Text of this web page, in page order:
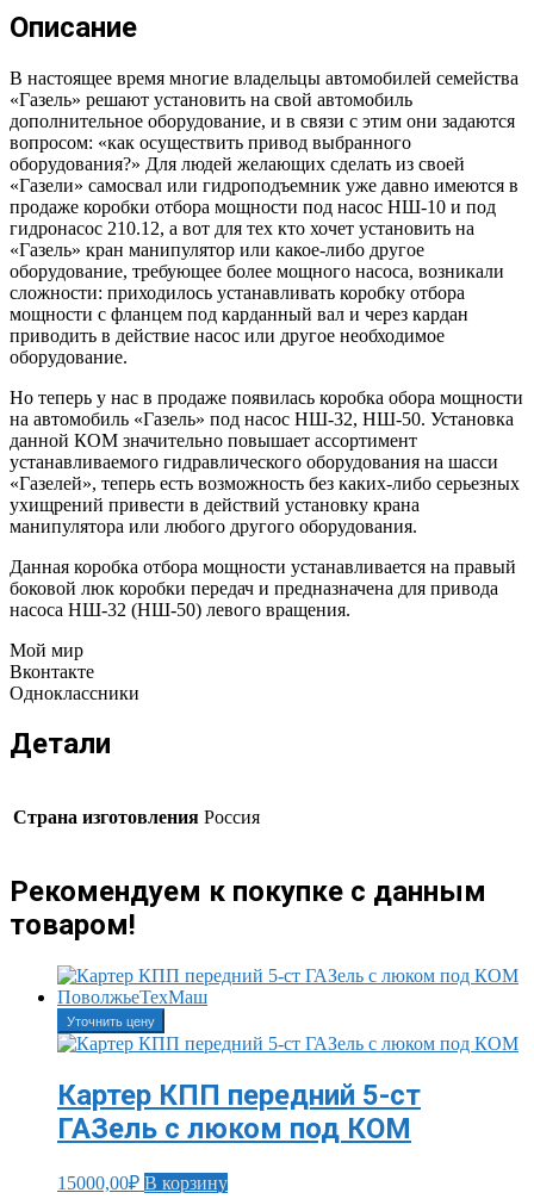
Описание
В настоящее время многие владельцы автомобилей семейства
«Газель» решают установить на свой автомобиль
дополнительное оборудование, и в связи с этим они задаются
вопросом: «как осуществить привод выбранного
оборудования?» Для людей желающих сделать из своей
«Газели» самосвал или гидроподъемник уже давно имеются в
продаже коробки отбора мощности под насос НШ-10 и под
гидронасос 210.12, а вот для тех кто хочет установить на
«Газель» кран манипулятор или какое-либо другое
оборудование, требующее более мощного насоса, возникали
сложности: приходилось устанавливать коробку отбора
мощности с фланцем под карданный вал и через кардан
приводить в действие насос или другое необходимое
оборудование.
Но теперь у нас в продаже появилась коробка обора мощности
на автомобиль «Газель» под насос НШ-32, НШ-50. Установка
данной КОМ значительно повышает ассортимент
устанавливаемого гидравлического оборудования на шасси
«Газелей», теперь есть возможность без каких-либо серьезных
ухищрений привести в действий установку крана
манипулятора или любого другого оборудования.
Данная коробка отбора мощности устанавливается на правый
боковой люк коробки передач и предназначена для привода
насоса НШ-32 (НШ-50) левого вращения.
Мой мир
Вконтакте
Одноклассники
Детали
Страна изготовления Россия
Рекомендуем к покупке с данным
товаром!
Уточнить цену
Картер КПП передний 5-ст
ГАЗель с люком под КОМ
15000,00₽ В корзину